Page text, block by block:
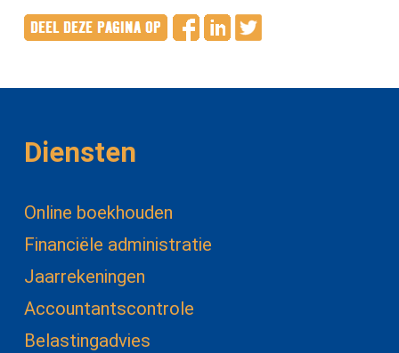
Diensten
Online boekhouden
Financiële administratie
Jaarrekeningen
Accountantscontrole
Belastingadvies